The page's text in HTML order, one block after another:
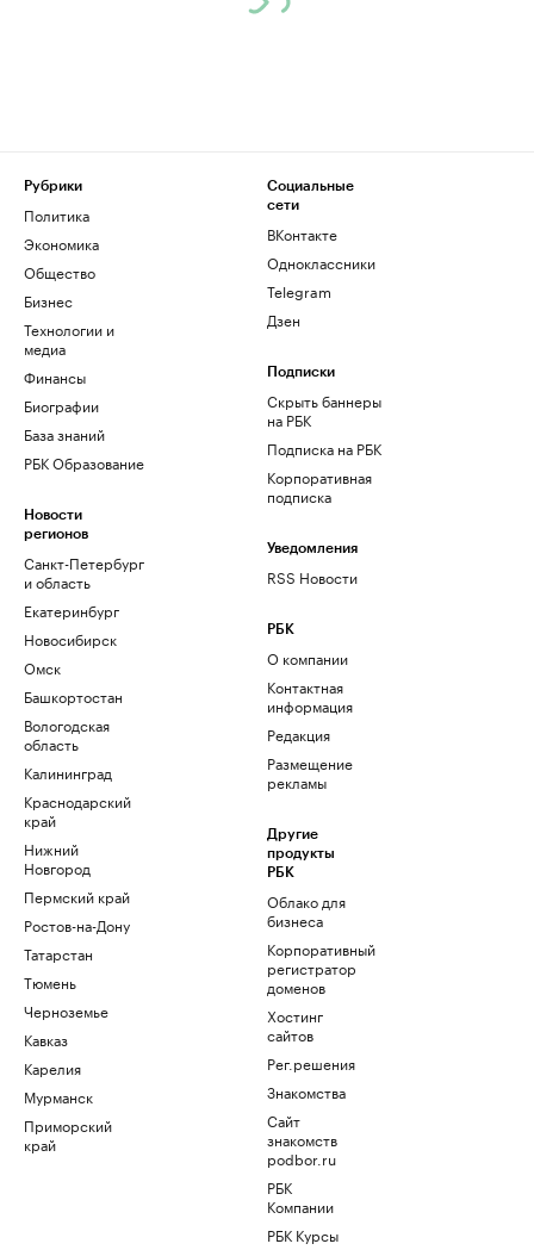
Рубрики
Политика
Экономика
Общество
Бизнес
Технологии и
медиа
Финансы
Биографии
База знаний
РБК Образование
Новости
регионов
Санкт-Петербург
и область
Екатеринбург
Новосибирск
Омск
Башкортостан
Вологодская
область
Калининград
Краснодарский
край
Нижний
Новгород
Пермский край
Ростов-на-Дону
Татарстан
Тюмень
Черноземье
Кавказ
Карелия
Мурманск
Приморский
край
Социальные
сети
ВКонтакте
Одноклассники
Telegram
Дзен
Подписки
Скрыть баннеры
на РБК
Подписка на РБК
Корпоративная
подписка
Уведомления
RSS Новости
РБК
О компании
Контактная
информация
Редакция
Размещение
рекламы
Другие
продукты
РБК
Облако для
бизнеса
Корпоративный
регистратор
доменов
Хостинг
сайтов
Рег.решения
Знакомства
Сайт
знакомств
podbor.ru
РБК
Компании
РБК Курсы